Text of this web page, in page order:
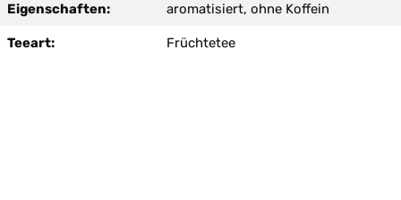
Eigenschaften: aromatisiert, ohne Koffein
Teeart: Früchtetee